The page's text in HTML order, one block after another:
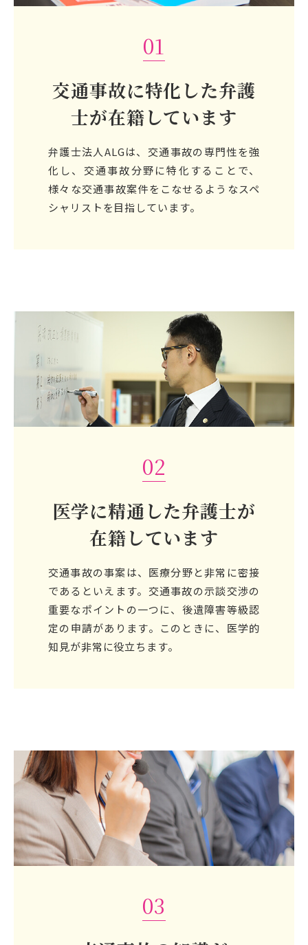
01
交通事故に特化した弁護
士が在籍しています
弁護士法人ALGは、交通事故の専門性を強
化し、交通事故分野に特化することで、
様々な交通事故案件をこなせるようなスペ
シャリストを目指しています。
02
医学に精通した弁護士が
在籍しています
交通事故の事案は、医療分野と非常に密接
であるといえます。交通事故の示談交渉の
重要なポイントの一つに、後遺障害等級認
定の申請があります。このときに、医学的
知見が非常に役立ちます。
03